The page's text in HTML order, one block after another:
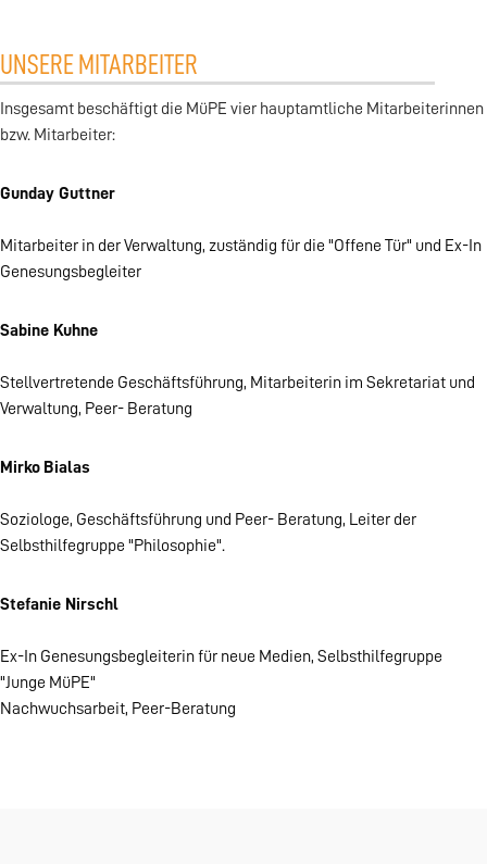
UNSERE MITARBEITER
Insgesamt beschäftigt die MüPE vier hauptamtliche Mitarbeiterinnen
bzw. Mitarbeiter:
Gunday Guttner
Mitarbeiter in der Verwaltung, zuständig für die "Offene Tür" und Ex-In
Genesungsbegleiter
Sabine Kuhne
Stellvertretende Geschäftsführung, Mitarbeiterin im Sekretariat und
Verwaltung, Peer- Beratung
Mirko Bialas
Soziologe, Geschäftsführung und Peer- Beratung, Leiter der
Selbsthilfegruppe "Philosophie".
Stefanie Nirschl
Ex-In Genesungsbegleiterin für neue Medien, Selbsthilfegruppe
"Junge MüPE"
Nachwuchsarbeit, Peer-Beratung